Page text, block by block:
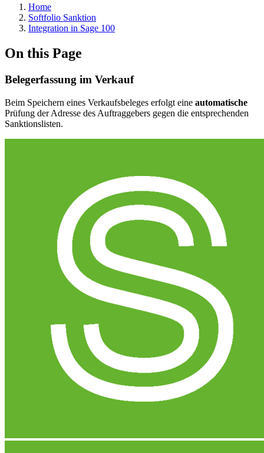
Home
Softfolio Sanktion
Integration in Sage 100
On this Page
Belegerfassung im Verkauf
Beim Speichern eines Verkaufsbeleges erfolgt eine automatische
Prüfung der Adresse des Auftraggebers gegen die entsprechenden
Sanktionslisten.